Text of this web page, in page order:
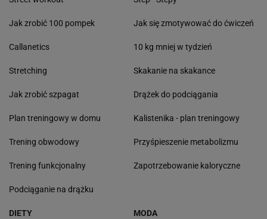
Jak zrobić 100 pompek
Callanetics
Stretching
Jak zrobić szpagat
Plan treningowy w domu
Trening obwodowy
Trening funkcjonalny
Podciąganie na drążku
Jak się zmotywować do ćwiczeń
10 kg mniej w tydzień
Skakanie na skakance
Drążek do podciągania
Kalistenika - plan treningowy
Przyśpieszenie metabolizmu
Zapotrzebowanie kaloryczne
DIETY MODA